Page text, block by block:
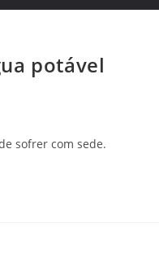
potável
sofrer com sede.